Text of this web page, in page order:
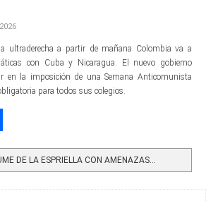
ultraderecha a partir de mañana Colombia va a
con Cuba y Nicaragua. El nuevo gobierno
en la imposición de una Semana Anticomunista
para todos sus colegios.
DE LA ESPRIELLA CON AMENAZAS...